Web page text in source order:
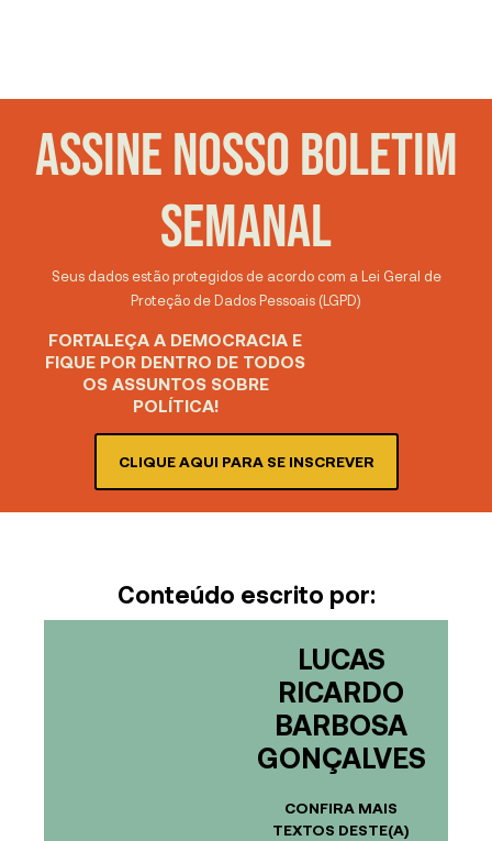
ASSINE NOSSO BOLETIM
SEMANAL
Seus dados estão protegidos de acordo com a Lei Geral de
Proteção de Dados Pessoais (LGPD)
FORTALEÇA A DEMOCRACIA E
FIQUE POR DENTRO DE TODOS
OS ASSUNTOS SOBRE
POLÍTICA!
CLIQUE AQUI PARA SE INSCREVER
Conteúdo escrito por:
LUCAS
RICARDO
BARBOSA
GONÇALVES
CONFIRA MAIS
TEXTOS DESTE(A)